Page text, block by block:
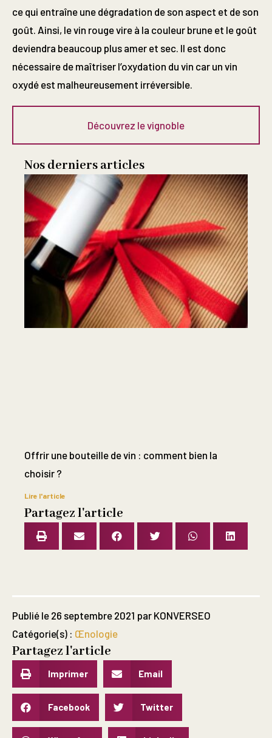
ce qui entraîne une dégradation de son aspect et de son
goût. Ainsi, le vin rouge vire à la couleur brune et le goût
deviendra beaucoup plus amer et sec. Il est donc
nécessaire de maîtriser l’oxydation du vin car un vin
oxydé est malheureusement irréversible.
Découvrez le vignoble
Nos derniers articles
Offrir une bouteille de vin : comment bien la
choisir ?
Lire l'article
Partagez l'article
Publié le 26 septembre 2021 par KONVERSEO
Catégorie(s) : Œnologie
Partagez l'article
Imprimer Email
Facebook Twitter